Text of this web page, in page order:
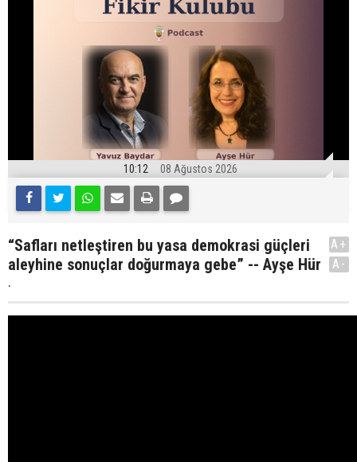
10:12 08 Ağustos 2026
“Safları netleştiren bu yasa demokrasi güçleri
aleyhine sonuçlar doğurmaya gebe” -- Ayşe Hür
.
A+
A-